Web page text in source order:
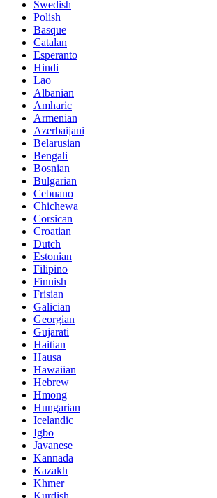
Swedish
Polish
Basque
Catalan
Esperanto
Hindi
Lao
Albanian
Amharic
Armenian
Azerbaijani
Belarusian
Bengali
Bosnian
Bulgarian
Cebuano
Chichewa
Corsican
Croatian
Dutch
Estonian
Filipino
Finnish
Frisian
Galician
Georgian
Gujarati
Haitian
Hausa
Hawaiian
Hebrew
Hmong
Hungarian
Icelandic
Igbo
Javanese
Kannada
Kazakh
Khmer